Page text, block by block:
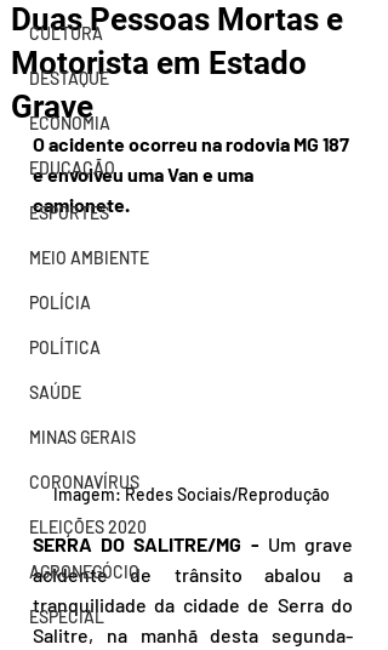
CULTURA
DESTAQUE
ECONOMIA
EDUCAÇÃO
ESPORTES
MEIO AMBIENTE
POLÍCIA
POLÍTICA
SAÚDE
MINAS GERAIS
CORONAVÍRUS
ELEIÇÕES 2020
AGRONEGÓCIO
ESPECIAL
Duas Pessoas Mortas e
Motorista em Estado
Grave
O acidente ocorreu na rodovia MG 187
e envolveu uma Van e uma
camionete.
Imagem: Redes Sociais/Reprodução
SERRA DO SALITRE/MG - Um grave
acidente de trânsito abalou a
tranquilidade da cidade de Serra do
Salitre, na manhã desta segunda-